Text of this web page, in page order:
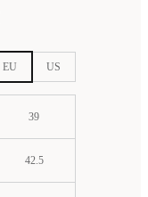
EU US
39
42.5